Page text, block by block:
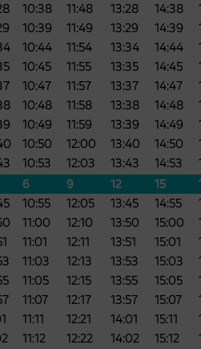
10:38 11:48 13:28 14:38
10:39 11:49 13:29 14:39
10:44 11:54 13:34 14:44
10:45 11:55 13:35 14:45
10:47 11:57 13:37 14:47
10:48 11:58 13:38 14:48
10:49 11:59 13:39 14:49
10:50 12:00 13:40 14:50
10:53 12:03 13:43 14:53
6 9 12 15
10:55 12:05 13:45 14:55
11:00 12:10 13:50 15:00
11:01 12:11 13:51 15:01
11:03 12:13 13:53 15:03
11:05 12:15 13:55 15:05
11:07 12:17 13:57 15:07
11:11 12:21 14:01 15:11
11:12 12:22 14:02 15:12